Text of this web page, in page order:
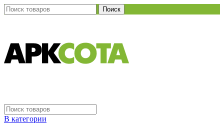
Поиск
В категории